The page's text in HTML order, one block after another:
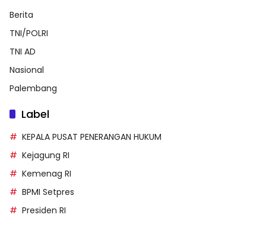
Berita
TNI/POLRI
TNI AD
Nasional
Palembang
Label
KEPALA PUSAT PENERANGAN HUKUM
Kejagung RI
Kemenag RI
BPMI Setpres
Presiden RI